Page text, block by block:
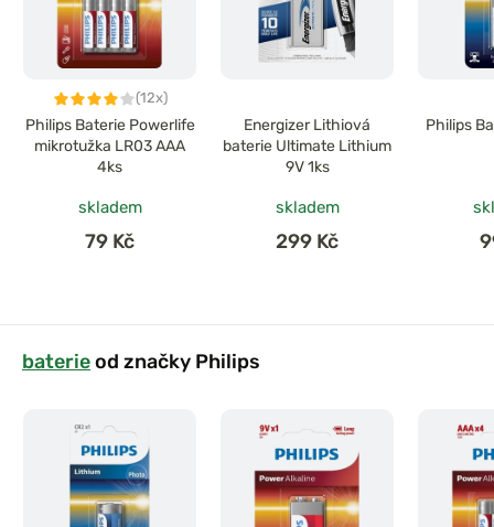
(12x)
Philips Baterie Powerlife
mikrotužka LR03 AAA
4ks
skladem
79 Kč
Energizer Lithiová
baterie Ultimate Lithium
9V 1ks
skladem
299 Kč
Philips
baterieod značky Philips